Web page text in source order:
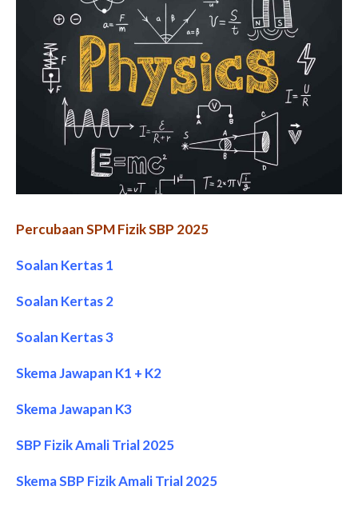
Percubaan SPM Fizik SBP 2025
Soalan Kertas 1
Soalan Kertas 2
Soalan Kertas 3
Skema Jawapan K1 + K2
Skema Jawapan K3
SBP Fizik Amali Trial 2025
Skema SBP Fizik Amali Trial 2025